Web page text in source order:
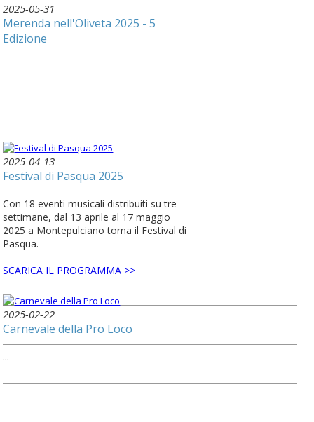
2025-05-31
Merenda nell'Oliveta 2025 - 5
Edizione
2025-04-13
Festival di Pasqua 2025
Con 18 eventi musicali distribuiti su tre
settimane, dal 13 aprile al 17 maggio
2025 a Montepulciano torna il Festival di
Pasqua.
SCARICA IL PROGRAMMA >>
2025-02-22
Carnevale della Pro Loco
...